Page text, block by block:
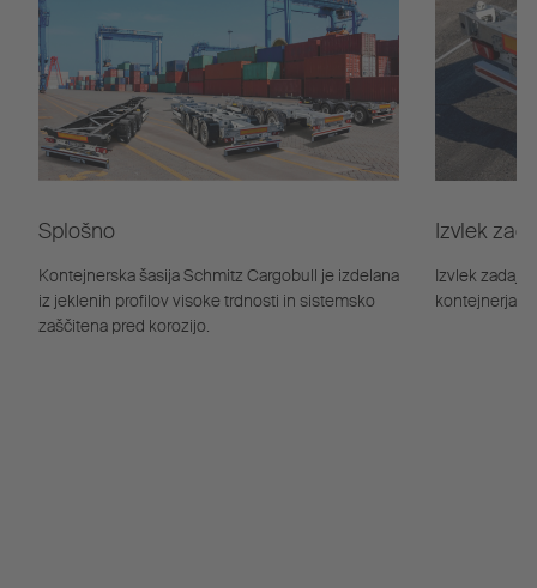
Splošno
Kontejnerska šasija Schmitz Cargobull je izdelana
iz jeklenih profilov visoke trdnosti in sistemsko
zaščitena pred korozijo.
Izvlek
Izvlek zadaj
kontejnerja s